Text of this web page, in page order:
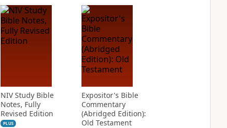
NIV Study Bible
Notes, Fully
Revised Edition
PLUS
Expositor's Bible
Commentary
(Abridged Edition):
Old Testament